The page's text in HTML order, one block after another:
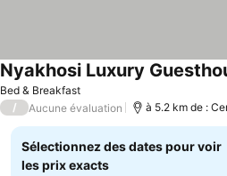
Bed & Breakfast
Nyakhosi Luxury
/ Aucune évaluation à 5.2 km de :
Sélectionnez des dates pour voir
les prix exacts